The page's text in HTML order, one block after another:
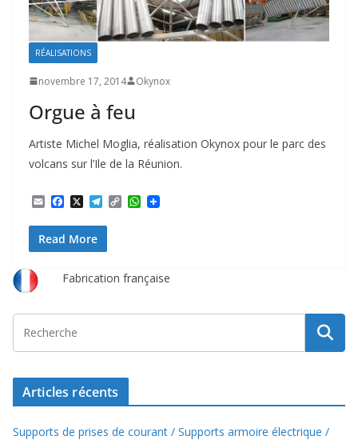
RÉALISATIONS
novembre 17, 2014 Okynox
Orgue à feu
Artiste Michel Moglia, réalisation Okynox pour le parc des
volcans sur l’Ile de la Réunion.
E
a
i
l
c
e
b
o
X T
l
g
a
C
n
W
p
p
Read More
Fabrication française
Articles récents
Supports de prises de courant / Supports armoire électrique /